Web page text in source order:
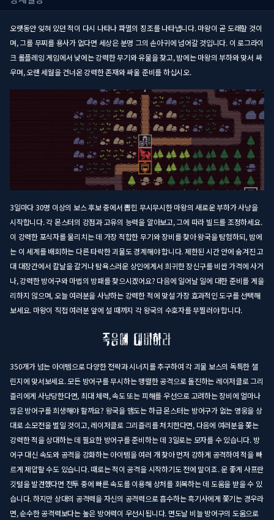
오랫동안 잊혀 있던 적이 다시 나타나 파멸의 징조를 나타냅니다. 마왕이 곧 도래할 것이
며, 그를 무찌를 용사가 없다면 세상은 분명 그의 손아귀에 넘어갈 것입니다. 이 로그라이
크 롤플레잉 게임에서 낮에는 강력한 무기와 유물을 찾고, 밤에는 마왕의 부하와 맞서 싸
우며, 오랜 세월을 건너온 강력한 존재와 싸울 준비를 하십시오.
3일마다 30명 이상의 보스 후보 중에서 뽑힌 무시무시한 마왕의 새로운 부하가 사냥을
시작합니다. 각 몬스터의 강점과 고유의 능력을 알아보고, 그에 따라 빌드를 조정하세요.
이 강력한 포식자를 물리치는 데 가장 적합한 무기와 장비를 찾아 왕국을 탐험하되, 밤에
는 이 세계를 배회하는 다른 타락한 괴물도 경계해야 합니다. 제한된 시간 안에 숨겨진 고
대 대장간에서 칼날을 갈거나 탐욕스러운 상인에게서 희귀한 장신구를 비싼 가격에 사거
나, 강력한 방어구와 마법의 방패를 찾으시겠어요? 다음에 일어날 일에 대한 준비를 게을
리하지 않으며, 오늘 여러분을 사냥하는 강력한 적에 맞설 가장 효과적인 도구를 선택해
보세요. 마왕이 직접 여러분 앞에 설 때까지 각 왕국의 수호자를 무찔러야 합니다.
350개가 넘는 아이템으로 다양한 전략과 시너지를 추구하여 각 괴물 보스의 독특한 챌
린지에 맞서보세요. 모든 방어구를 무시하는 맹렬한 공격으로 돌진하는 레이저클로 그리
즐리에게 사냥당한다면, 최대 체력, 속도 또는 피해를 우선으로 고려하는 장비에 얼마나
많은 방어구를 희생해야 할까요? 왕국을 맴도는 하급 몬스터는 방어구가 없는 영웅을 상
대로 소모전을 벌일 것이고, 레이저클로 그리즐리를 처치한다면, 다음에 여러분을 쫓는
강력한 적을 상대하는 데 필요한 방어구를 준비하는 데 3일로는 모자를 수 있습니다. 방
어구 대신 속도와 공격을 강화하는 아이템을 여러 개 찾아 먼저 강하게 공격하여 적을 빠
르게 제압할 수도 있습니다. 때로는 적이 공격을 시작하기도 전에 말이죠. 운 좋게 사프란
깃털을 발견했다면 전투 중에 빠른 속도를 이용해 상처를 회복하는 데 도움을 받을 수 있
습니다. 하지만 상대의 공격력을 자신의 공격력으로 흡수하는 흑기사에게 쫓기는 경우라
면, 순수한 공격력보다는 높은 방어력이 우선시됩니다. 면도날 비늘 방어구의 도움으로